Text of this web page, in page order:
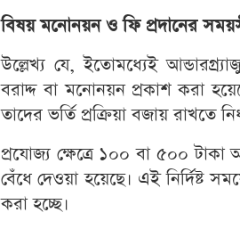
বিষয় মনোনয়ন ও ফি প্রদানের
উল্লেখ্য যে, ইতোমধ্যেই
বরাদ্দ বা মনোনয়ন প্রকাশ করা
তাদের ভর্তি প্রক্রিয়া বজায় রাখতে
প্রযোজ্য ক্ষেত্রে ১০০ বা ৫০০
বেঁধে দেওয়া হয়েছে। এই
করা হচ্ছে।